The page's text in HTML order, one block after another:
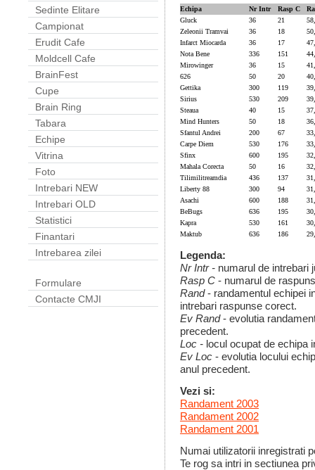
Sedinte Elitare
Campionat
Erudit Cafe
Moldcell Cafe
BrainFest
Cupe
Brain Ring
Tabara
Echipe
Vitrina
Foto
Intrebari NEW
Intrebari OLD
Statistici
Finantari
Intrebarea zilei
Formulare
Contacte CMJI
Echipa Nr Intr Rasp C
Gluck
36 21
Zeleonii Tramvai
36 18
Infarct Miocarda
36 17
Nota Bene
336 151
Mirowinger
36 15
626
50 20
Gettika
300 119
Sirius
530 209
Steaua
40 15
Mind Hunters
50 18
Sfantul Andrei
200 67
Carpe Diem
530 176
Sfinx
600 195
Mahala Corecta
50 16
Tilimilitreamdia
436 137
Liberty 88
300 94
Asachi
600 188
BeBugs
636 195
Kapra
530 161
Maktub
636 186
Legenda:
Nr Intr - numarul de intrebari
Rasp C - numarul de
Rand- randamentul echipei
intrebari raspunse corect.
Ev Rand- evolutia
precedent.
Loc - locul ocupat de echipa
Ev Loc - evolutia locului
anul precedent.
Vezi si:
Randament 2003
Randament 2002
Randament 2001
Numai utilizatorii inregistrati
Te rog sa intri in sectiunea